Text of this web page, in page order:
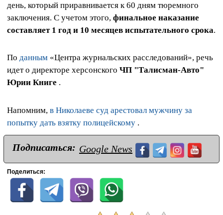
день, который приравнивается к 60 дням тюремного
заключения. С учетом этого, финальное наказание
составляет 1 год и 10 месяцев испытательного срока.
По данным «Центра журнальских расследований», речь
идет о директоре херсонского ЧП "Талисман-Авто"
Юрии Книге .
Напомним, в Николаеве суд арестовал мужчину за
попытку дать взятку полицейскому .
Подписаться: Google News
Поделиться: